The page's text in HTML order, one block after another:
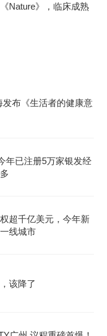
Nature》，临床成熟
发布《生活者的健康意
年已注册5万家银发经
超千亿美元，今年新
线城市
该降了